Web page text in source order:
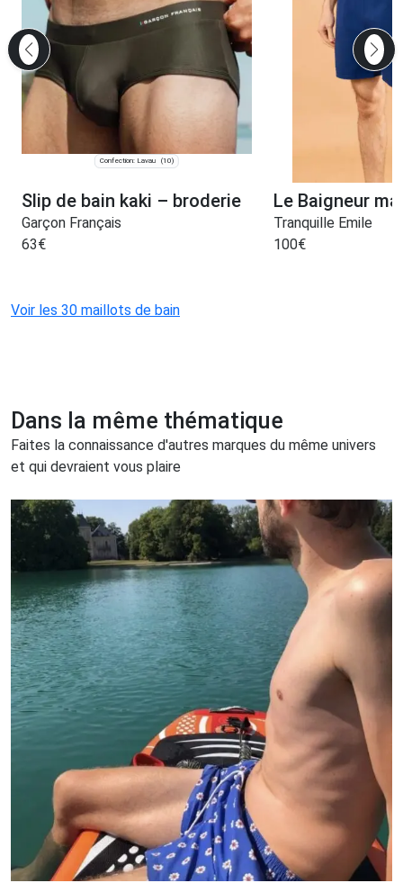
Confection: Lavau (10)
Slip de bain kaki – broderie
Garçon Français
63€
Le Baigneur
Tranquille Emile
100€
Voir les 30 maillots de bain
Dans la même thématique
Faites la connaissance d'autres marques du même univers
et qui devraient vous plaire